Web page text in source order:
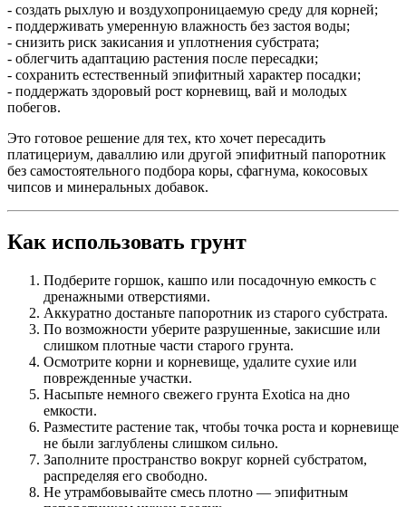
- создать рыхлую и воздухопроницаемую среду для корней;
- поддерживать умеренную влажность без застоя воды;
- снизить риск закисания и уплотнения субстрата;
- облегчить адаптацию растения после пересадки;
- сохранить естественный эпифитный характер посадки;
- поддержать здоровый рост корневищ, вай и молодых
побегов.
Это готовое решение для тех, кто хочет пересадить
платицериум, даваллию или другой эпифитный папоротник
без самостоятельного подбора коры, сфагнума, кокосовых
чипсов и минеральных добавок.
Как использовать грунт
Подберите горшок, кашпо или посадочную емкость с
дренажными отверстиями.
Аккуратно достаньте папоротник из старого субстрата.
По возможности уберите разрушенные, закисшие или
слишком плотные части старого грунта.
Осмотрите корни и корневище, удалите сухие или
поврежденные участки.
Насыпьте немного свежего грунта Exotica на дно
емкости.
Разместите растение так, чтобы точка роста и корневище
не были заглублены слишком сильно.
Заполните пространство вокруг корней субстратом,
распределяя его свободно.
Не утрамбовывайте смесь плотно — эпифитным